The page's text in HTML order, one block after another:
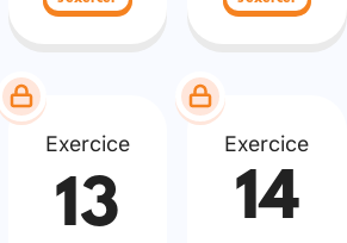
Exercice
13
Exercice
14